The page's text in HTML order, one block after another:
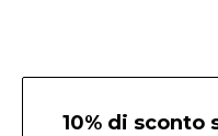
10% di sconto